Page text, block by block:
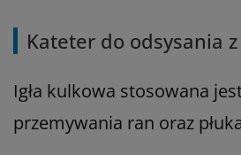
Kateter do odsysania
Igła kulkowa stosowana
przemywania ran oraz